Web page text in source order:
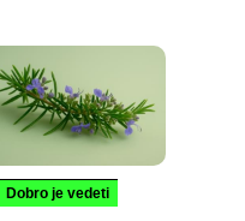
Dobro je vedeti